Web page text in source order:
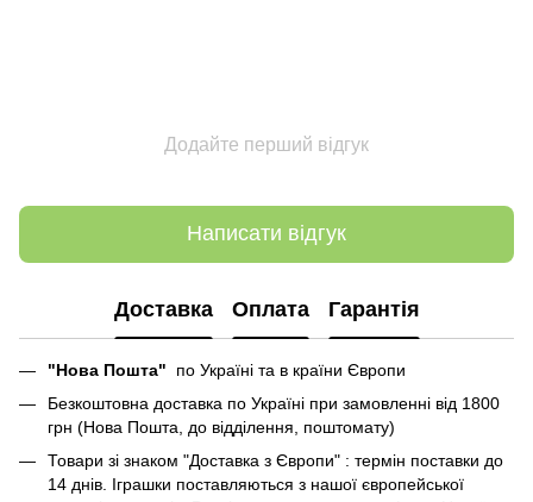
Додайте перший відгук
Написати відгук
Доставка Оплата Гарантія
"Нова Пошта" по Україні та в країни Європи
Безкоштовна доставка по Україні при замовленні від 1800
грн (Нова Пошта, до відділення, поштомату)
Товари зі знаком "Доставка з Європи" : термін поставки до
14 днів. Іграшки поставляються з нашої європейської